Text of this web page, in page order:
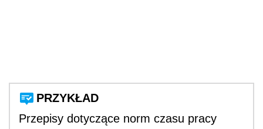
PRZYKŁAD
Przepisy dotyczące norm czasu pracy